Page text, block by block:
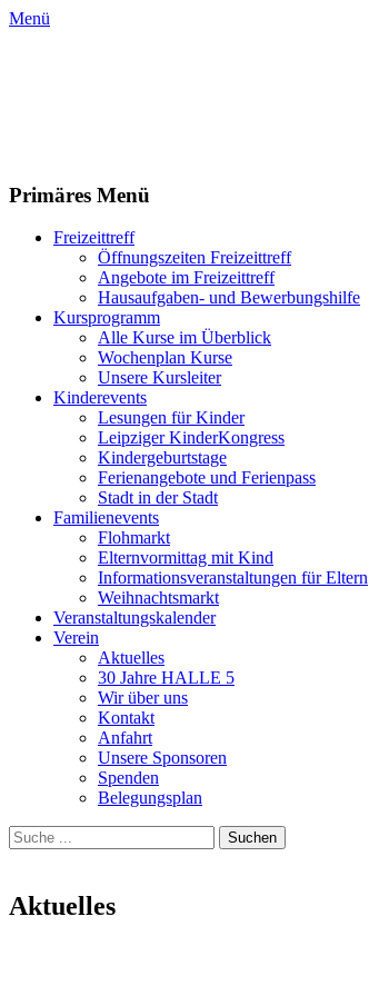
Zum
Menü
Primäres Menü
Freizeittreff
Öffnungszeiten Freizeittreff
Angebote im Freizeittreff
Hausaufgaben- und Bewerbungshilfe
Kursprogramm
Alle Kurse im Überblick
Wochenplan Kurse
Unsere Kursleiter
Kinderevents
Lesungen für Kinder
Leipziger KinderKongress
Kindergeburtstage
Ferienangebote und Ferienpass
Stadt in der Stadt
Familienevents
Flohmarkt
Elternvormittag mit Kind
Informationsveranstaltungen für Eltern
Weihnachtsmarkt
Veranstaltungskalender
Verein
Aktuelles
30 Jahre HALLE 5
Wir über uns
Kontakt
Anfahrt
Unsere Sponsoren
Spenden
Belegungsplan
Suchen
Suchen
nach:
Aktuelles